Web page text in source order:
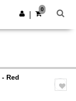
App holen
0
- Red